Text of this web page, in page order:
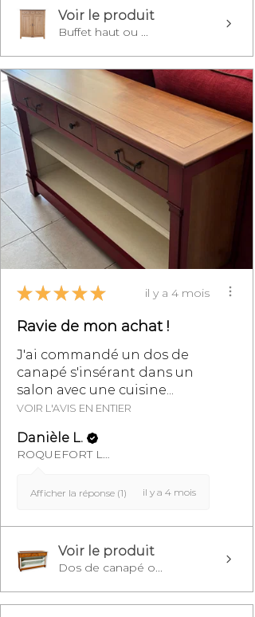
Voir le produit
Buffet haut ou ...
★ ★ ★ ★ ★ il y a 4 mois
Ravie de mon achat !
J'ai commandé un dos de
canapé s'insérant dans un
salon avec une cuisine...
VOIR L'AVIS EN ENTIER
Danièle L.
ROQUEFORT LES PINS, FR-PAC
Afficher la réponse (1) il y a 4 mois
Voir le produit
Dos de canapé o...